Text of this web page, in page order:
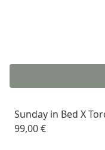
Sunday in Bed X
99,00 €